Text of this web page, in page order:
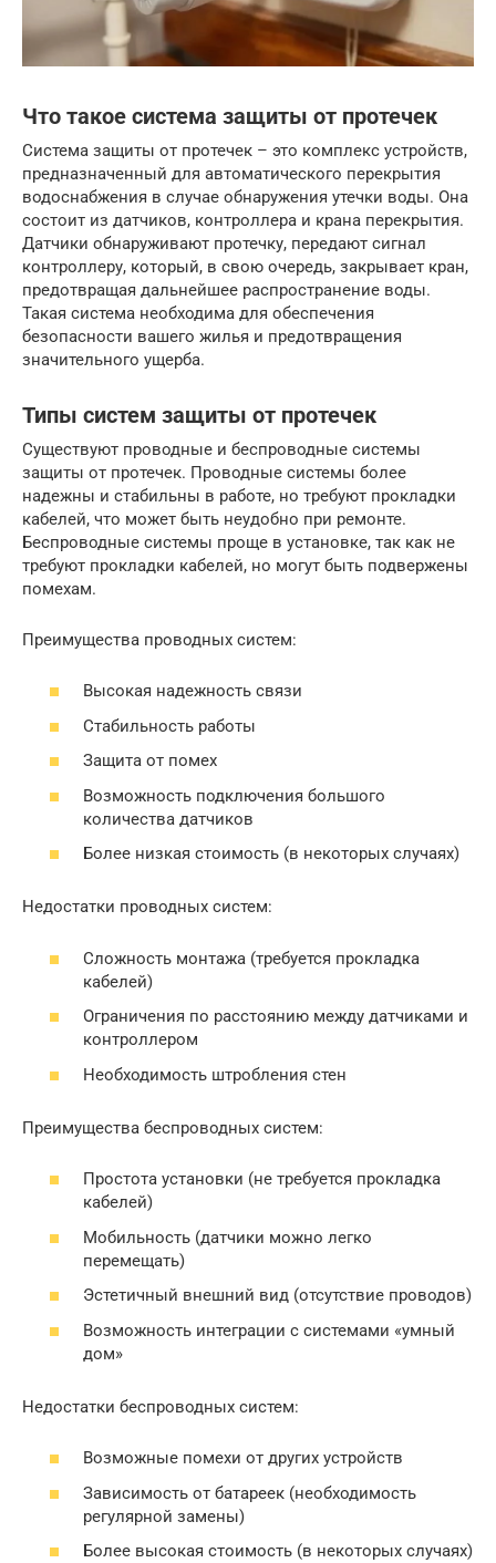
Что такое система защиты от протечек
Система защиты от протечек – это комплекс устройств,
предназначенный для автоматического перекрытия
водоснабжения в случае обнаружения утечки воды. Она
состоит из датчиков, контроллера и крана перекрытия.
Датчики обнаруживают протечку, передают сигнал
контроллеру, который, в свою очередь, закрывает кран,
предотвращая дальнейшее распространение воды.
Такая система необходима для обеспечения
безопасности вашего жилья и предотвращения
значительного ущерба.
Типы систем защиты от протечек
Существуют проводные и беспроводные системы
защиты от протечек. Проводные системы более
надежны и стабильны в работе, но требуют прокладки
кабелей, что может быть неудобно при ремонте.
Беспроводные системы проще в установке, так как не
требуют прокладки кабелей, но могут быть подвержены
помехам.
Преимущества проводных систем:
Высокая надежность связи
Стабильность работы
Защита от помех
Возможность подключения большого
количества датчиков
Более низкая стоимость (в некоторых случаях)
Недостатки проводных систем:
Сложность монтажа (требуется прокладка
кабелей)
Ограничения по расстоянию между датчиками и
контроллером
Необходимость штробления стен
Преимущества беспроводных систем:
Простота установки (не требуется прокладка
кабелей)
Мобильность (датчики можно легко
перемещать)
Эстетичный внешний вид (отсутствие проводов)
Возможность интеграции с системами «умный
дом»
Недостатки беспроводных систем:
Возможные помехи от других устройств
Зависимость от батареек (необходимость
регулярной замены)
Более высокая стоимость (в некоторых случаях)